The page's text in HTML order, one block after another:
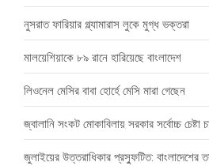
নুসরাত ফারিয়ার গ্ল্যামারাস লুকে মুগ্ধ ভক্তরা
মালয়েশিয়াকে ৮৯ রানে হারিয়েছে বাংলাদেশ
লিওনেল মেসির বাবা হোর্হে মেসি মারা গেছেন
জ্বালানি সংকট মোকাবিলায় সরকার সর্বোচ্চ চেষ্টা
জুলাইয়ের উত্তরাধিকার প্রস্ফুটিত: